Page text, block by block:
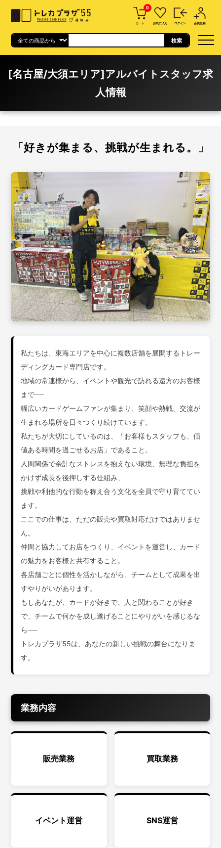
0
カート お気に入り ログイン 会員登録
[名古屋/大須エリア]アルバイトスタッフ求
人情報
「好きが集まる、挑戦が生まれる。」
私たちは、東海エリアを中心に複数店舗を展開するトレー
ディングカード専門店です。
地域の常連様から、イベントや観光で訪れる遠方のお客様
まで──
幅広いカードゲームファンが集まり、笑顔や熱戦、交流が
生まれる場所を日々つくり続けています。
私たちが大切にしているのは、「お客様もスタッフも、価
値ある時間を過ごせるお店」であること。
人間関係で余計なストレスを抱えない環境、無理な負担を
かけず成長を後押しする仕組み、
挑戦や利他的な行動を称え合う文化を全員で守り育ててい
ます。
ここでの仕事は、ただの販売や買取対応だけではありませ
ん。
仲間と協力してお店をつくり、イベントを運営し、カード
の魅力をお客様と共有すること。
各店舗ごとに個性を活かしながら、チームとして成果を出
すやりがいがあります。
もしあなたが、カードが好きで、人と関わることが好き
で、チームで何かを成し遂げることにやりがいを感じるな
ら──
トレカプラザ55は、あなたの新しい挑戦の舞台になりま
す。
業務内容
販売業務 買取業務
イベント運営 SNS運営